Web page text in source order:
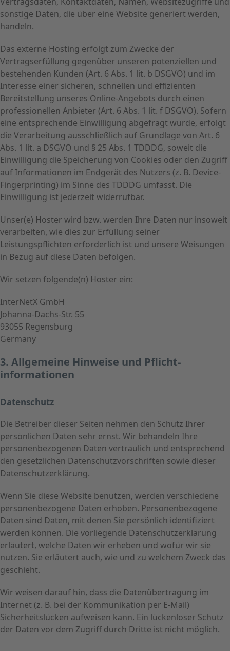
sonstige Daten, die über eine Website generiert werden,
handeln.
Das externe Hosting erfolgt zum Zwecke der
Vertragserfüllung gegenüber unseren potenziellen und
bestehenden Kunden (Art. 6 Abs. 1 lit. b DSGVO) und im
Interesse einer sicheren, schnellen und effizienten
Bereitstellung unseres Online-Angebots durch einen
professionellen Anbieter (Art. 6 Abs. 1 lit. f DSGVO). Sofern
eine entsprechende Einwilligung abgefragt wurde, erfolgt
die Verarbeitung ausschließlich auf Grundlage von Art. 6
Abs. 1 lit. a DSGVO und § 25 Abs. 1 TDDDG, soweit die
Einwilligung die Speicherung von Cookies oder den Zugriff
auf Informationen im Endgerät des Nutzers (z. B. Device-
Fingerprinting) im Sinne des TDDDG umfasst. Die
Einwilligung ist jederzeit widerrufbar.
Unser(e) Hoster wird bzw. werden Ihre Daten nur insoweit
verarbeiten, wie dies zur Erfüllung seiner
Leistungspflichten erforderlich ist und unsere Weisungen
in Bezug auf diese Daten befolgen.
Wir setzen folgende(n) Hoster ein:
InterNetX GmbH
Johanna-Dachs-Str. 55
93055 Regensburg
Germany
3. Allgemeine Hinweise und Pflicht­
informationen
Datenschutz
Die Betreiber dieser Seiten nehmen den Schutz Ihrer
persönlichen Daten sehr ernst. Wir behandeln Ihre
personenbezogenen Daten vertraulich und entsprechend
den gesetzlichen Datenschutzvorschriften sowie dieser
Datenschutzerklärung.
Wenn Sie diese Website benutzen, werden verschiedene
personenbezogene Daten erhoben. Personenbezogene
Daten sind Daten, mit denen Sie persönlich identifiziert
werden können. Die vorliegende Datenschutzerklärung
erläutert, welche Daten wir erheben und wofür wir sie
nutzen. Sie erläutert auch, wie und zu welchem Zweck das
geschieht.
Wir weisen darauf hin, dass die Datenübertragung im
Internet (z. B. bei der Kommunikation per E-Mail)
Sicherheitslücken aufweisen kann. Ein lückenloser Schutz
der Daten vor dem Zugriff durch Dritte ist nicht möglich.